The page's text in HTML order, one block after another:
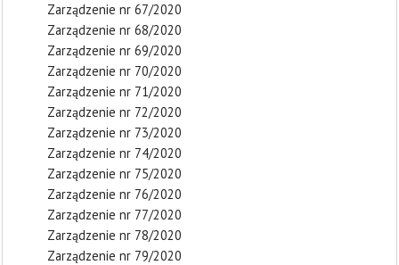
Zarządzenie nr 67/2020
Zarządzenie nr 68/2020
Zarządzenie nr 69/2020
Zarządzenie nr 70/2020
Zarządzenie nr 71/2020
Zarządzenie nr 72/2020
Zarządzenie nr 73/2020
Zarządzenie nr 74/2020
Zarządzenie nr 75/2020
Zarządzenie nr 76/2020
Zarządzenie nr 77/2020
Zarządzenie nr 78/2020
Zarządzenie nr 79/2020